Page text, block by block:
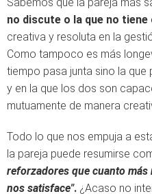
no discute o la que no
creativa y resoluta en la
Como tampoco es más
tiempo pasa junta sino la
y en la que los dos son
mutuamente de manera
Todo lo que nos empuja a
la pareja puede resumirse
reforzadores que cuanto
nos satisface". ¿Acaso no